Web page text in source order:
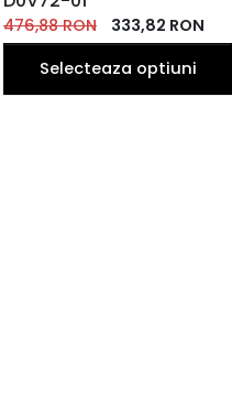
EU EU
41
EU
476,88RON 333,82 RON
Selecteaza optiuni